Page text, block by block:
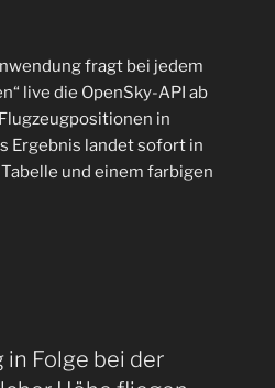
fragt bei jedem
live die OpenSky-API ab
in
Ergebnis landet sofort in
und einem farbigen
Folge bei der